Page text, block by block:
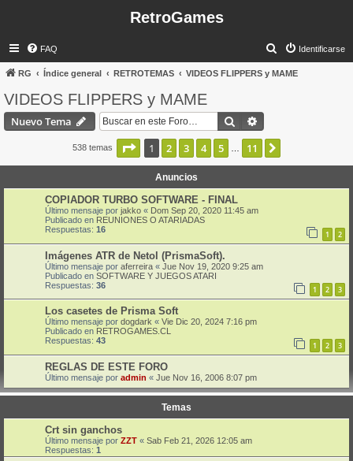
RetroGames
FAQ Identificarse
r
RG Índice general RETROTEMAS VIDEOS FLIPPERS y MAME
VIDEOS FLIPPERS y MAME
Nuevo Tema Buscar
538 temas Página de 11
1 2 3 4 5 11
Anuncios
COPIADOR TURBO SOFTWARE - FINAL
Último mensaje por jakko « Dom Sep 20, 2020 11:45 am
Publicado en REUNIONES O ATARIADAS
Respuestas: 16 1 2
Imágenes ATR de Netol (PrismaSoft).
Último mensaje por aferreira « Jue Nov 19, 2020 9:25 am
Publicado en SOFTWARE Y JUEGOS ATARI
Respuestas: 36 1 2 3
Los casetes de Prisma Soft
Último mensaje por dogdark « Vie Dic 20, 2024 7:16 pm
Publicado en RETROGAMES.CL
Respuestas: 43 1 2 3
REGLAS DE ESTE FORO
Último mensaje por admin « Jue Nov 16, 2006 8:07 pm
Temas
Crt sin ganchos
Último mensaje por ZZT « Sab Feb 21, 2026 12:05 am
Respuestas: 1